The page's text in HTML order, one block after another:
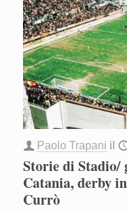
Paolo Trapani il
Storie di Stadio/
Catania, derby
Currò